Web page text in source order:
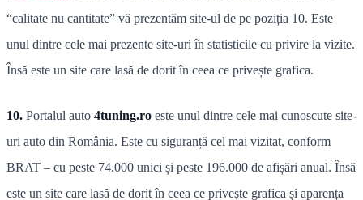
“calitate nu cantitate” vă prezentăm site-ul de pe poziția 10. Este
unul dintre cele mai prezente site-uri în statisticile cu privire la vizite.
Însă este un site care lasă de dorit în ceea ce privește grafica.
10. Portalul auto 4tuning.ro este unul dintre cele mai cunoscute site-
uri auto din România. Este cu siguranță cel mai vizitat, conform
BRAT – cu peste 74.000 unici și peste 196.000 de afișări anual. Însă
este un site care lasă de dorit în ceea ce privește grafica și aparența